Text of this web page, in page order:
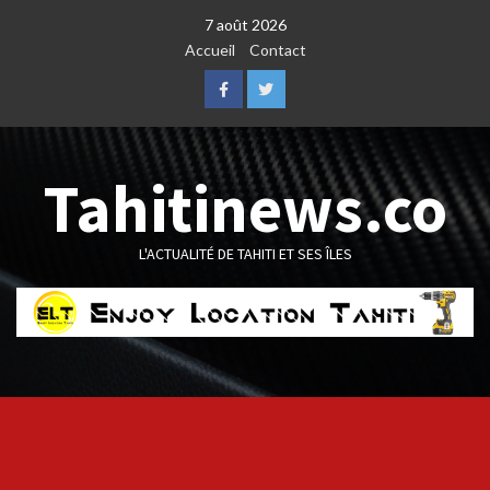
7 août 2026
Accueil
Contact
FacebookTwitter
Tahitinews.co
L'ACTUALITÉ DE TAHITI ET SES ÎLES